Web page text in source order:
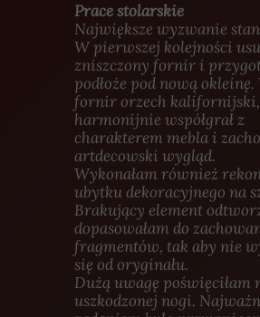
Prace stolarskie
Największe wyzwanie
W pierwszej kolejności
zniszczony fornir i
podłoże pod nową
fornir orzech
harmonijnie współgrał z
charakterem mebla i
artdecowski wygląd.
Wykonałam również
ubytku dekoracyjnego na
Brakujący element
dopasowałam do
fragmentów, tak aby nie
się od oryginału.
Dużą uwagę poświęciłam
uszkodzonej nogi.